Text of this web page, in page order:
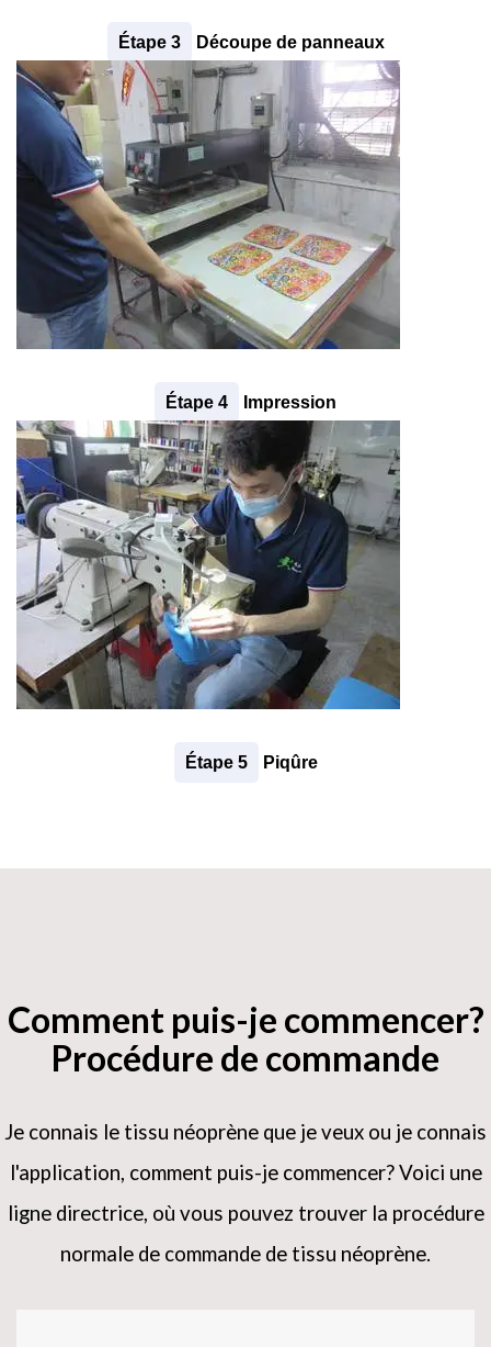
Étape 3 Découpe de panneaux
Étape 4 Impression
Étape 5 Piqûre
Comment puis-je commencer?
Procédure de commande
Je connais le tissu néoprène que je veux ou je connais
l'application, comment puis-je commencer?Voici une
ligne directrice, où vous pouvez trouver la procédure
normale de commande de tissu néoprène.